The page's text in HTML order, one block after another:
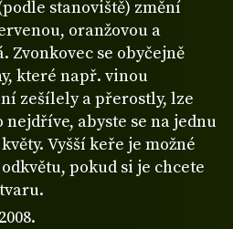
stanoviště) změní
oranžovou a
Zvonkovec se obyčejně
které např. vinou
zešílely a přerostly, lze
abyste se na jednu
Vyšší keře je možné
pokud si je chcete